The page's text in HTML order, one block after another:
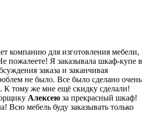
компанию для изготовления мебели,
пожалеете! Я заказывала шкаф-купе в
заказа и заканчивая
не было. Все было сделано очень
К тому же мне ещё скидку сделали!
Алексею за прекрасный шкаф!
Всю мебель буду заказывать только